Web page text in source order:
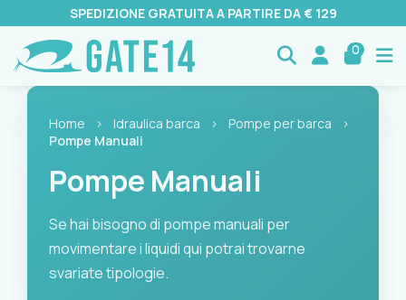
SPEDIZIONE GRATUITA A PARTIRE DA € 129
0
Home › Idraulica barca › Pompe per barca
›
Pompe Manuali
Pompe Manuali
Se hai bisogno di pompe manuali per
movimentare i liquidi qui potrai trovarne
svariate tipologie.